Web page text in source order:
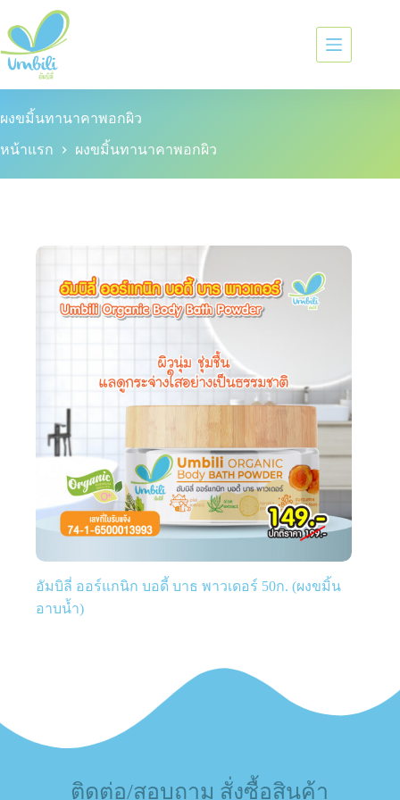
ผงขมิ้นทานาคาพอกผิว
หน้าแรก ผงขมิ้นทานาคาพอกผิว
อัมบิลี่ ออร์แกนิก บอดี้ บาธ พาวเดอร์ 50ก. (ผงขมิ้น
อาบน้ำ)
ติดต่อ/สอบถาม สั่งซื้อสินค้า